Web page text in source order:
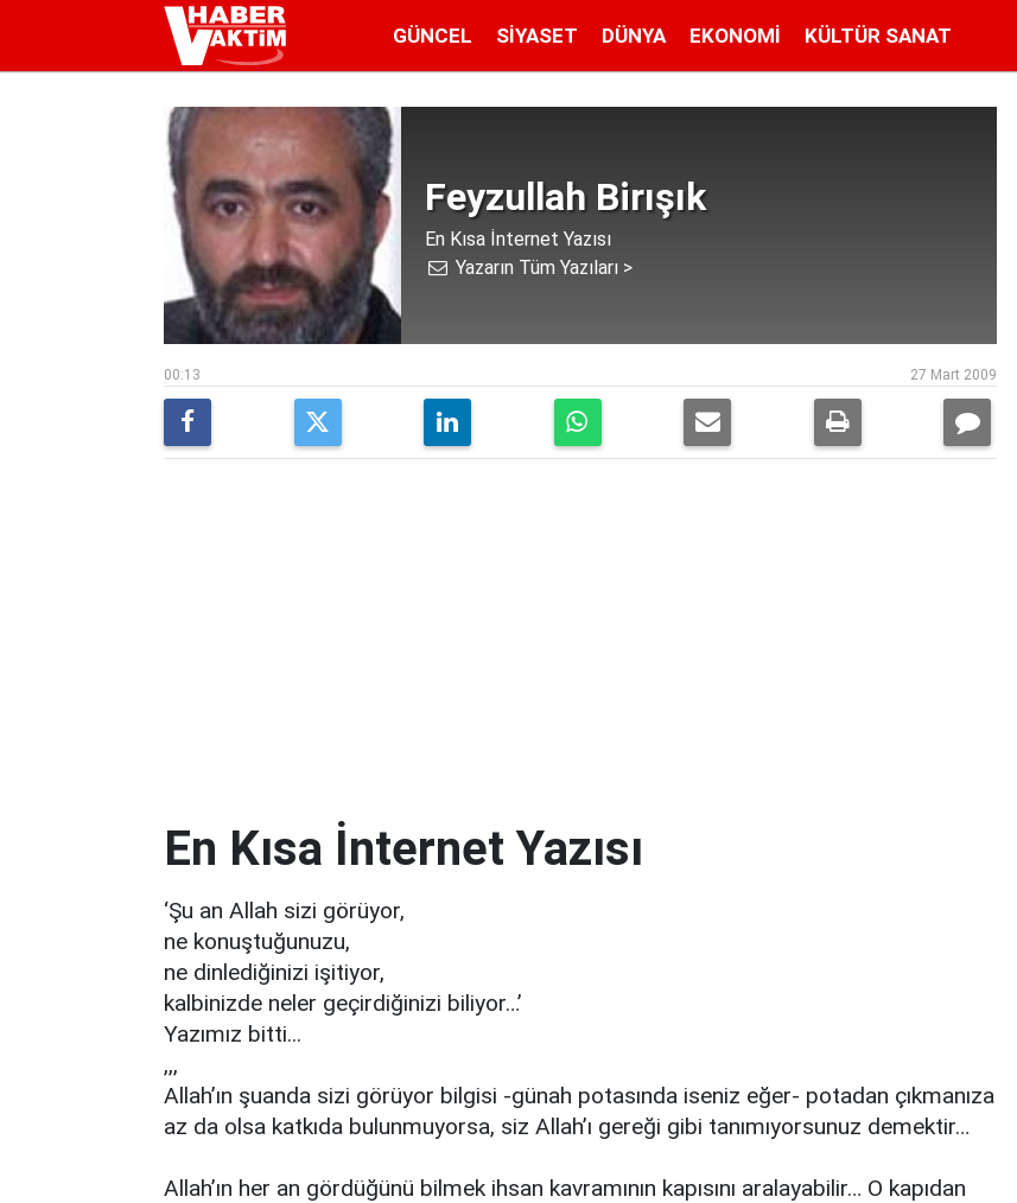
GÜNCEL SIYASET DÜNYA EKONOMI KÜLTÜR SANAT
Feyzullah Birışık
En Kısa İnternet Yazısı
Yazarın Tüm Yazıları >
00:13 27 Mart 2009
En Kısa İnternet Yazısı
‘Şu an Allah sizi görüyor,
ne konuştuğunuzu,
ne dinlediğinizi işitiyor,
kalbinizde neler geçirdiğinizi biliyor…’
Yazımız bitti...
,,,
Allah’ın şuanda sizi görüyor bilgisi -günah potasında iseniz eğer- potadan çıkmanıza
az da olsa katkıda bulunmuyorsa, siz Allah’ı gereği gibi tanımıyorsunuz demektir…
Allah’ın her an gördüğünü bilmek ihsan kavramının kapısını aralayabilir… O kapıdan